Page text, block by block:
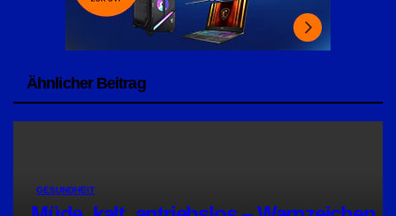
Ähnlicher Beitrag
GESUNDHEIT